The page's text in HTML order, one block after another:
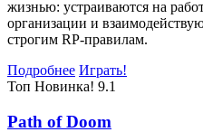
жизнью: устраиваются на
организации и
строгим RP-правилам.
Подробнее Играть!
Топ Новинка! 9.1
Path of Doom